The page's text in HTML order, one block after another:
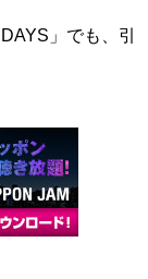
」でも、引